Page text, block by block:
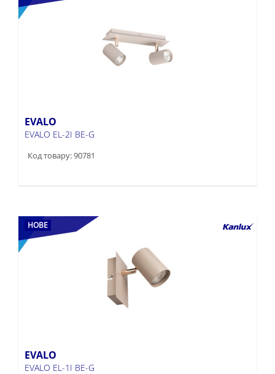
EVALO
EVALO EL-2I BE-G
Код товару: 90781
НОВЕ
EVALO
EVALO EL-1I BE-G